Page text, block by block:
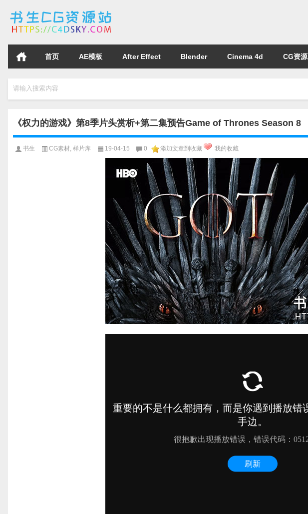
首页 AE模板 After Effect Blender Cinema 4d CG资源
请输入搜索内容
《权力的游戏》第8季片头赏析+第二集预告Game of Thrones Season 8
书生 CG素材, 样片库 19-04-15 0 添加文章到收藏 我的收藏